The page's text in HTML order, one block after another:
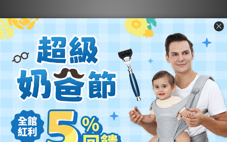
營業名稱：優迪國際股份有限公司
公司統編：54342742
公司地址： 新北市汐止區新台五路一段102號21樓
客服電話：(02) 2696-1681
客服時間：週一至週五 9:00~18:00